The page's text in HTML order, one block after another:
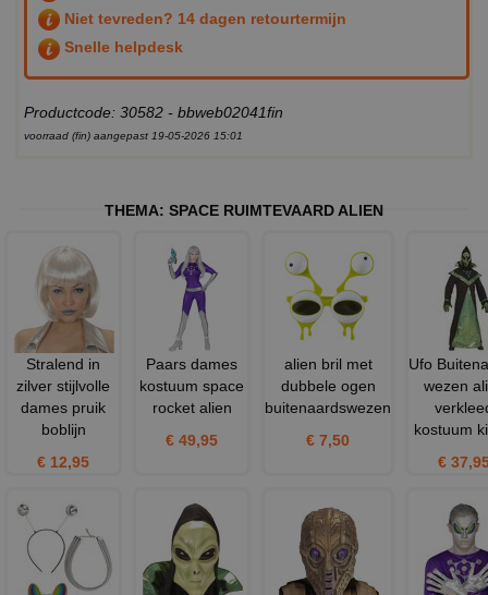
Niet tevreden? 14 dagen retourtermijn
Snelle helpdesk
Productcode: 30582 - bbweb02041fin
voorraad (fin) aangepast 19-05-2026 15:01
THEMA: SPACE RUIMTEVAARD ALIEN
Stralend in
zilver stijlvolle
dames pruik
boblijn
€ 12,95
Paars dames
kostuum space
rocket alien
€ 49,95
alien bril met
dubbele ogen
buitenaardswezen
€ 7,50
Ufo
wezen
kostuum
€